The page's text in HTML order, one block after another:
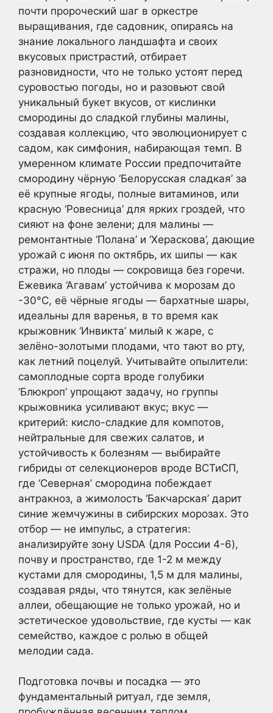
почти пророческий шаг в оркестре
выращивания, где садовник, опираясь на
знание локального ландшафта и своих
вкусовых пристрастий, отбирает
разновидности, что не только устоят перед
суровостью погоды, но и разовьют свой
уникальный букет вкусов, от кислинки
смородины до сладкой глубины малины,
создавая коллекцию, что эволюционирует с
садом, как симфония, набирающая темп. В
умеренном климате России предпочитайте
смородину чёрную ‘Белорусская сладкая’ за
её крупные ягоды, полные витаминов, или
красную ‘Ровесница’ для ярких гроздей, что
сияют на фоне зелени; для малины —
ремонтантные ‘Полана’ и ‘Хераскова’, дающие
урожай с июня по октябрь, их шипы — как
стражи, но плоды — сокровища без горечи.
Ежевика ‘Агавам’ устойчива к морозам до
-30°C, её чёрные ягоды — бархатные шары,
идеальны для варенья, в то время как
крыжовник ‘Инвикта’ милый к жаре, с
зелёно-золотыми плодами, что тают во рту,
как летний поцелуй. Учитывайте опылители:
самоплодные сорта вроде голубики
‘Блюкроп’ упрощают задачу, но группы
крыжовника усиливают вкус; вкус —
критерий: кисло-сладкие для компотов,
нейтральные для свежих салатов, и
устойчивость к болезням — выбирайте
гибриды от селекционеров вроде ВСТиСП,
где ‘Северная’ смородина побеждает
антракноз, а жимолость ‘Бакчарская’ дарит
синие жемчужины в сибирских морозах. Это
отбор — не импульс, а стратегия:
анализируйте зону USDA (для России 4-6),
почву и пространство, где 1-2 м между
кустами для смородины, 1,5 м для малины,
создавая ряды, что тянутся, как зелёные
аллеи, обещающие не только урожай, но и
эстетическое удовольствие, где кусты — как
семейство, каждое с ролью в общей
мелодии сада.
Подготовка почвы и посадка — это
фундаментальный ритуал, где земля,